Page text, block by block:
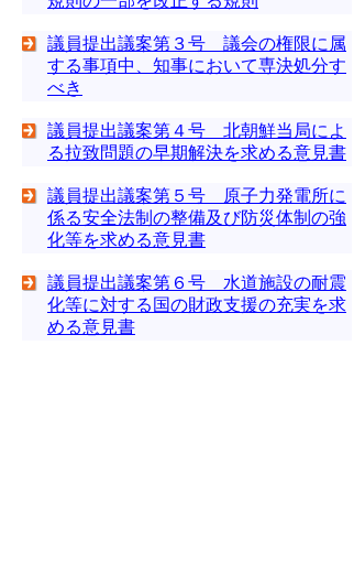
議員提出議案第３号 議会の権限に属
する事項中、知事において専決処分す
べき
議員提出議案第４号 北朝鮮当局によ
る拉致問題の早期解決を求める意見書
議員提出議案第５号 原子力発電所に
係る安全法制の整備及び防災体制の強
化等を求める意見書
議員提出議案第６号 水道施設の耐震
化等に対する国の財政支援の充実を求
める意見書